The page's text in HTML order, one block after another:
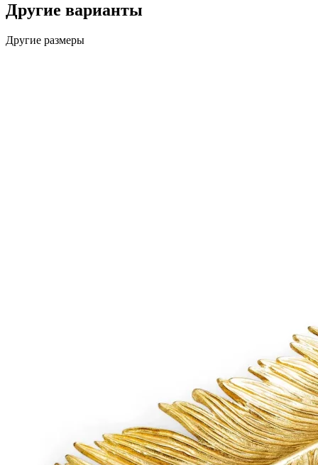
Другие варианты
Другие размеры